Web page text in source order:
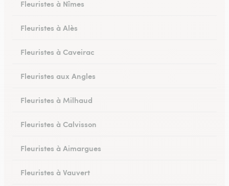
Fleuristes à Nîmes
Fleuristes à Alès
Fleuristes à Caveirac
Fleuristes aux Angles
Fleuristes à Milhaud
Fleuristes à Calvisson
Fleuristes à Aimargues
Fleuristes à Vauvert